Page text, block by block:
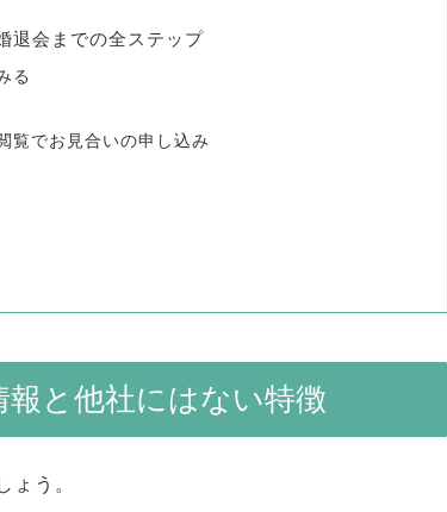
退会までの全ステップ
る
覧でお見合いの申し込み
と他社にはない特徴
ょう。